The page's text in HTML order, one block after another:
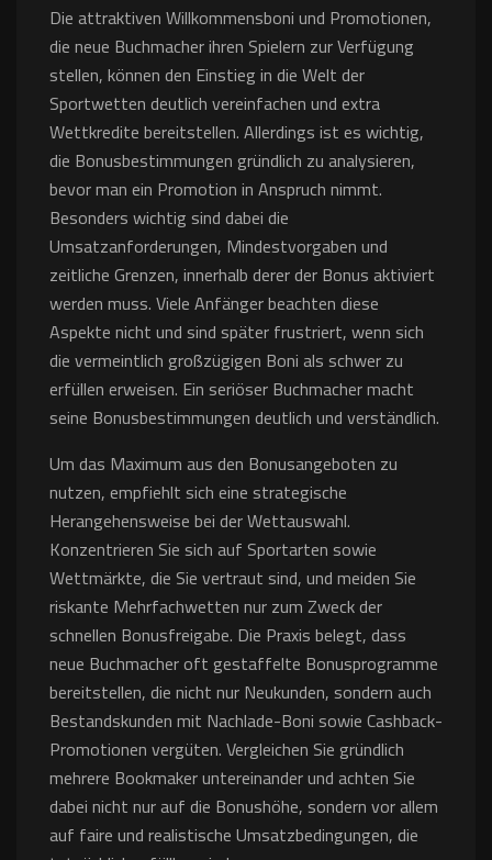
Die attraktiven Willkommensboni und Promotionen,
die neue Buchmacher ihren Spielern zur Verfügung
stellen, können den Einstieg in die Welt der
Sportwetten deutlich vereinfachen und extra
Wettkredite bereitstellen. Allerdings ist es wichtig,
die Bonusbestimmungen gründlich zu analysieren,
bevor man ein Promotion in Anspruch nimmt.
Besonders wichtig sind dabei die
Umsatzanforderungen, Mindestvorgaben und
zeitliche Grenzen, innerhalb derer der Bonus aktiviert
werden muss. Viele Anfänger beachten diese
Aspekte nicht und sind später frustriert, wenn sich
die vermeintlich großzügigen Boni als schwer zu
erfüllen erweisen. Ein seriöser Buchmacher macht
seine Bonusbestimmungen deutlich und verständlich.
Um das Maximum aus den Bonusangeboten zu
nutzen, empfiehlt sich eine strategische
Herangehensweise bei der Wettauswahl.
Konzentrieren Sie sich auf Sportarten sowie
Wettmärkte, die Sie vertraut sind, und meiden Sie
riskante Mehrfachwetten nur zum Zweck der
schnellen Bonusfreigabe. Die Praxis belegt, dass
neue Buchmacher oft gestaffelte Bonusprogramme
bereitstellen, die nicht nur Neukunden, sondern auch
Bestandskunden mit Nachlade-Boni sowie Cashback-
Promotionen vergüten. Vergleichen Sie gründlich
mehrere Bookmaker untereinander und achten Sie
dabei nicht nur auf die Bonushöhe, sondern vor allem
auf faire und realistische Umsatzbedingungen, die